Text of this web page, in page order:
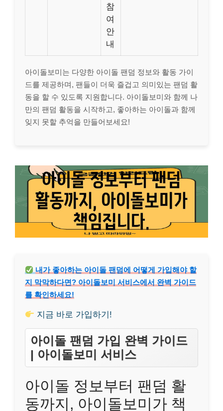
참
여
안
내
아이돌보미는 다양한 아이돌 팬덤 정보와 활동 가이
드를 제공하며, 팬들이 더욱 즐겁고 의미있는 팬덤 활
동을 할 수 있도록 지원합니다. 아이돌보미와 함께 나
만의 팬덤 활동을 시작하고, 좋아하는 아이돌과 함께
잊지 못할 추억을 만들어보세요!
내가 좋아하는 아이돌 팬덤에 어떻게 가입해야 할
지 막막하다면? 아이돌보미 서비스에서 완벽 가이드
를 확인하세요!
지금 바로 가입하기!
아이돌 팬덤 가입 완벽 가이드
| 아이돌보미 서비스
아이돌 정보부터 팬덤 활
동까지, 아이돌보미가 책